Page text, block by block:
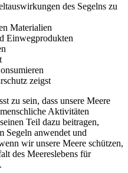
des Segelns zu
Materialien
Einwegprodukten
zeigst
zu sein, dass unsere Meere
Aktivitäten
Teil dazu beitragen,
Segeln anwendet und
wir unsere Meere schützen,
des Meereslebens für